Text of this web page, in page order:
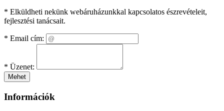
* Elküldheti nekünk webáruházunkkal kapcsolatos észrevételeit,
fejlesztési tanácsait.
* Email cím:
* Üzenet:
Mehet
Információk